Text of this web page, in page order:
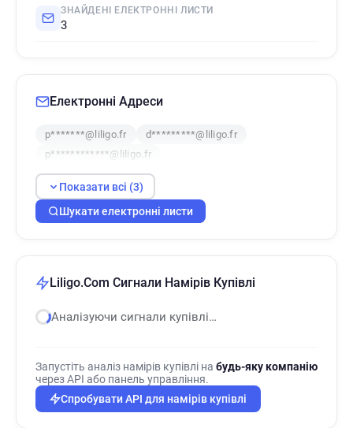
ЗНАЙДЕНІ ЕЛЕКТРОННІ ЛИСТИ
3
Електронні Адреси
p*******@liligo.fr
d*********@liligo.fr
p************@liligo.fr
Показати всі (3)
Шукати електронні листи
Liligo.Com Сигнали Намірів Купівлі
Аналізуючи сигнали купівлі…
Запустіть аналіз намірів купівлі на будь-яку компанію
через API або панель управління.
Спробувати API для намірів купівлі